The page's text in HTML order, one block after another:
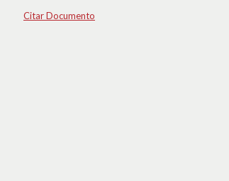
Citar Documento